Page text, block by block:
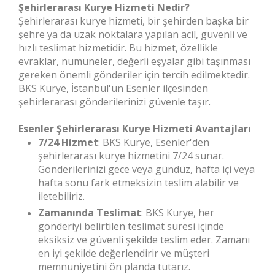
Şehirlerarası Kurye Hizmeti Nedir?
Şehirlerarası kurye hizmeti, bir şehirden başka bir
şehre ya da uzak noktalara yapılan acil, güvenli ve
hızlı teslimat hizmetidir. Bu hizmet, özellikle
evraklar, numuneler, değerli eşyalar gibi taşınması
gereken önemli gönderiler için tercih edilmektedir.
BKS Kurye, İstanbul'un Esenler ilçesinden
şehirlerarası gönderilerinizi güvenle taşır.
Esenler Şehirlerarası Kurye Hizmeti Avantajları
7/24 Hizmet: BKS Kurye, Esenler'den
şehirlerarası kurye hizmetini 7/24 sunar.
Gönderilerinizi gece veya gündüz, hafta içi veya
hafta sonu fark etmeksizin teslim alabilir ve
iletebiliriz.
Zamanında Teslimat: BKS Kurye, her
gönderiyi belirtilen teslimat süresi içinde
eksiksiz ve güvenli şekilde teslim eder. Zamanı
en iyi şekilde değerlendirir ve müşteri
memnuniyetini ön planda tutarız.